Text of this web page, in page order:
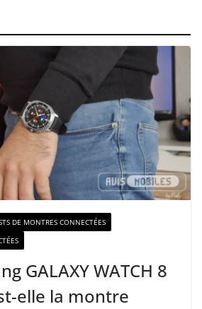
DE MONTRES CONNECTÉES
GALAXY WATCH 8
elle la montre